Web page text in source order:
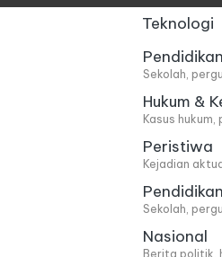
Teknologi
Pendidikan
Sekolah,
Hukum &
Kasus
Peristiwa
Kejadian
Pendidikan
Sekolah,
Nasional
Berita politik,